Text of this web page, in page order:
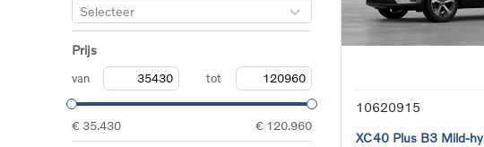
Diplomatic &
Selecteer
Prijs
van tot
€ 35.430 € 120.960
10620915
XC40 Plus B3 Mild-